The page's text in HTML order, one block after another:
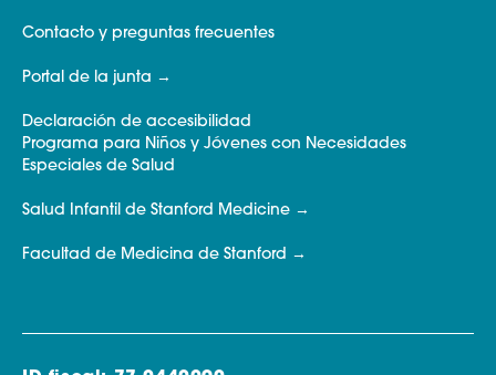
Contacto y preguntas frecuentes
Portal de la junta
Declaración de accesibilidad
Programa para Niños y Jóvenes con Necesidades
Especiales de Salud
Salud Infantil de Stanford Medicine
Facultad de Medicina de Stanford